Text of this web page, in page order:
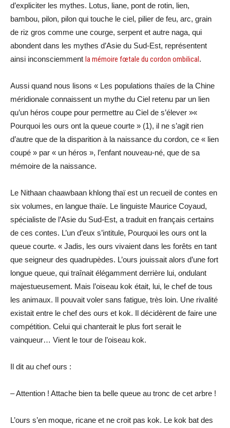
d’expliciter les mythes. Lotus, liane, pont de rotin, lien,
bambou, pilon, pilon qui touche le ciel, pilier de feu, arc, grain
de riz gros comme une courge, serpent et autre naga, qui
abondent dans les mythes d’Asie du Sud-Est, représentent
ainsi inconsciemment la mémoire fœtale du cordon ombilical.
Aussi quand nous lisons « Les populations thaïes de la Chine
méridionale connaissent un mythe du Ciel retenu par un lien
qu’un héros coupe pour permettre au Ciel de s’élever »«
Pourquoi les ours ont la queue courte » (1), il ne s’agit rien
d’autre que de la disparition à la naissance du cordon, ce « lien
coupé » par « un héros », l’enfant nouveau-né, que de sa
mémoire de la naissance.
Le Nithaan chaawbaan khlong thaï est un recueil de contes en
six volumes, en langue thaïe. Le linguiste Maurice Coyaud,
spécialiste de l’Asie du Sud-Est, a traduit en français certains
de ces contes. L’un d’eux s’intitule, Pourquoi les ours ont la
queue courte. « Jadis, les ours vivaient dans les forêts en tant
que seigneur des quadrupèdes. L’ours jouissait alors d’une fort
longue queue, qui traînait élégamment derrière lui, ondulant
majestueusement. Mais l’oiseau kok était, lui, le chef de tous
les animaux. Il pouvait voler sans fatigue, très loin. Une rivalité
existait entre le chef des ours et kok. Il décidèrent de faire une
compétition. Celui qui chanterait le plus fort serait le
vainqueur… Vient le tour de l’oiseau kok.
Il dit au chef ours :
– Attention ! Attache bien ta belle queue au tronc de cet arbre !
L’ours s’en moque, ricane et ne croit pas kok. Le kok bat des